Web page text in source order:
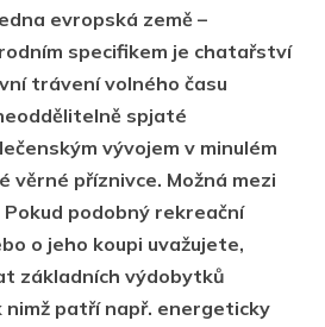
evropská země –
specifikem je chatařství
trávení volného času
spjaté
vývojem v minulém
věrné příznivce. Možná mezi
podobný rekreační
o jeho koupi uvažujete,
základních výdobytků
nimž patří např. energeticky